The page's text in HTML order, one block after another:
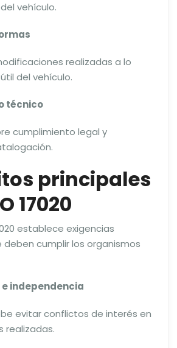
vehículo.
realizadas a lo
del vehículo.
técnico
cumplimiento legal y
principales
17020
establece exigencias
cumplir los organismos
independencia
evitar conflictos de interés en
realizadas.